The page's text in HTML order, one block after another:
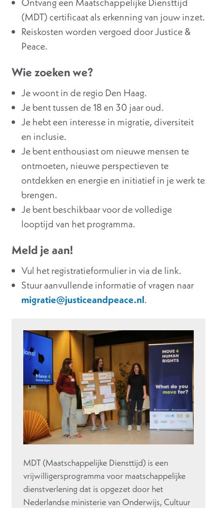
(MDT) certificaat als erkenning van jouw inzet.
Reiskosten worden vergoed door Justice &
Peace.
Wie zoeken we?
Je woont in de regio Den Haag.
Je bent tussen de 18 en 30 jaar oud.
Je hebt een interesse in migratie, diversiteit
en inclusie.
Je bent enthousiast om nieuwe mensen te
ontmoeten, nieuwe perspectieven te
ontdekken en energie en initiatief in je werk te
brengen.
Je bent beschikbaar voor de volledige
looptijd van het programma.
Meld je aan!
Vul het registratieformulier in via de link.
Stuur aanvullende informatie of vragen naar
migratie@justiceandpeace.nl.
MDT (Maatschappelijke Diensttijd) is een
vrijwilligersprogramma voor maatschappelijke
dienstverlening dat is opgezet door het
Nederlandse ministerie van Onderwijs, Cultuur